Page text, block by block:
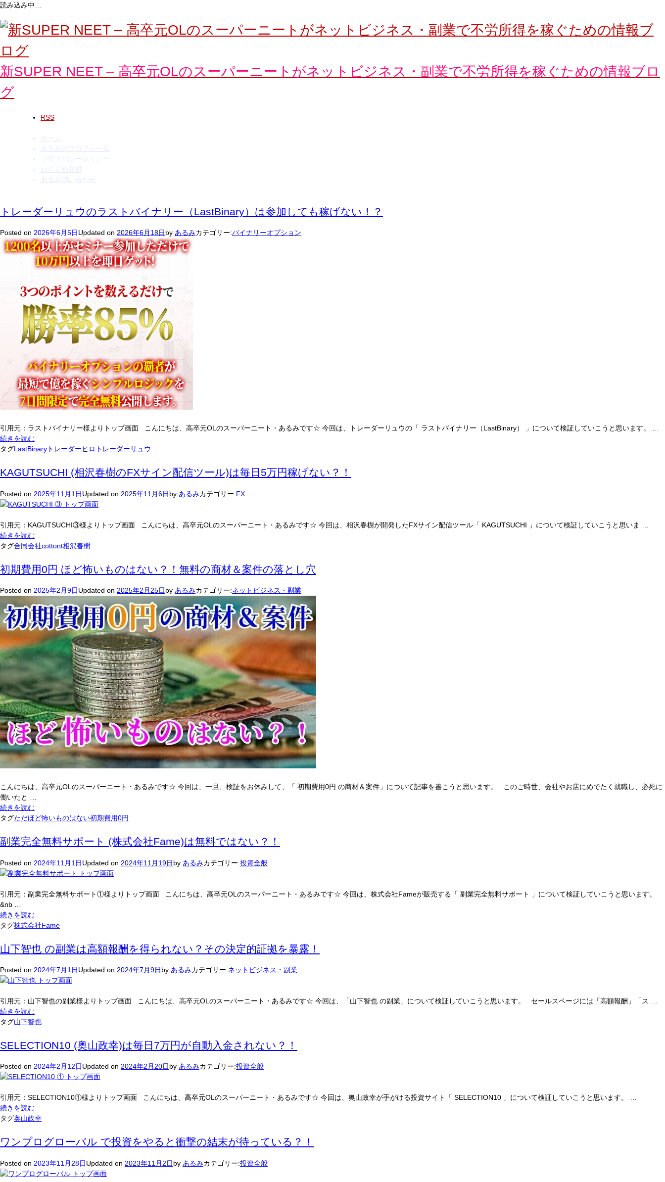
読み込み中…
ン
ン
ツ
へ
ス
キ
ッ
新SUPER NEET – 高卒元OLのスーパーニートがネットビジネス・副業で不労所得を稼ぐための情報ブロ
グ
RSS
ホーム
あるみのプロフィール
プライバシーポリシー
おすすめ商材
あるみ問い合わせ
トレーダーリュウのラストバイナリー（LastBinary）は参加しても稼げない！？
Posted on 2026年6月5日Updated on 2026年6月18日by あるみカテゴリー:バイナリーオプション
引用元：ラストバイナリー様よりトップ画面 こんにちは、高卒元OLのスーパーニート・あるみです☆ 今回は、トレーダーリュウの「 ラストバイナリー（LastBinary） 」について検証していこうと思います。 …
続きを読むト
レ
ダ
ー
リ
ュ
の
ス
バ
イ
リ
ー
（LastBinary）
は
加
し
て
も
稼
げ
な
い！？
タグLastBinary トレーダーヒロ トレーダーリュウ
KAGUTSUCHI (相沢春樹のFXサイン配信ツール)は毎日5万円稼げない？！
Posted on 2025年11月1日Updated on 2025年11月6日by あるみカテゴリー:FX
引用元：KAGUTSUCHI③様よりトップ画面 こんにちは、高卒元OLのスーパーニート・あるみです☆ 今回は、相沢春樹が開発したFXサイン配信ツール「 KAGUTSUCHI 」について検証していこうと思いま …
続きを読むKAGUTSUCHI
(相
春
樹
の
FX
サ
イ
ン
配
信
ル)
は
毎
日
5
万
円
稼
げ
い？！
タグ合同会社cottont相沢春樹
初期費用0円 ほど怖いものはない？！無料の商材＆案件の落とし穴
Posted on 2025年2月9日Updated on 2025年2月25日by あるみカテゴリー:ネットビジネス・副業
こんにちは、高卒元OLのスーパーニート・あるみです☆ 今回は、一旦、検証をお休みして、「 初期費用0円 の商材＆案件」について記事を書こうと思います。 このご時世、会社やお店にめでたく就職し、必死に
働いたと …
続きを読む初
期
用
0
円
ほ
怖
の
な
い？！
料
の
材
＆
案
と
し
タグただほど怖いものはない初期費用0円
副業完全無料サポート (株式会社Fame)は無料ではない？！
Posted on 2024年11月1日Updated on 2024年11月19日by あるみカテゴリー:投資全般
引用元：副業完全無料サポート①様よりトップ画面 こんにちは、高卒元OLのスーパーニート・あるみです☆ 今回は、株式会社Fameが販売する「 副業完全無料サポート 」について検証していこうと思います。
&nb …
続きを読む副
業
全
無
料
サ
ー
(株
社
は
無
で
は
な
タグ株式会社Fame
山下智也 の副業は高額報酬を得られない？その決定的証拠を暴露！
Posted on 2024年7月1日Updated on 2024年7月9日by あるみカテゴリー:ネットビジネス・副業
引用元：山下智也の副業様よりトップ画面 こんにちは、高卒元OLのスーパーニート・あるみです☆ 今回は、「山下智也 の副業」について検証していこうと思います。 セールスページには「高額報酬」「ス …
続きを読む山
下
也
の
副
業
高
報
得
れ
な
タグ山下智也
SELECTION10 (奥山政幸)は毎日7万円が自動入金されない？！
Posted on 2024年2月12日Updated on 2024年2月20日by あるみカテゴリー:投資全般
引用元：SELECTION10①様よりトップ画面 こんにちは、高卒元OLのスーパーニート・あるみです☆ 今回は、奥山政幸が手がける投資サイト「 SELECTION10 」について検証していこうと思います。 …
続きを読むSELECTION10
(奥
政
幸)
は
毎
タグ奥山政幸
ワンプログローバル で投資をやると衝撃の結末が待っている？！
Posted on 2023年11月28日Updated on 2023年11月2日by あるみカテゴリー:投資全般